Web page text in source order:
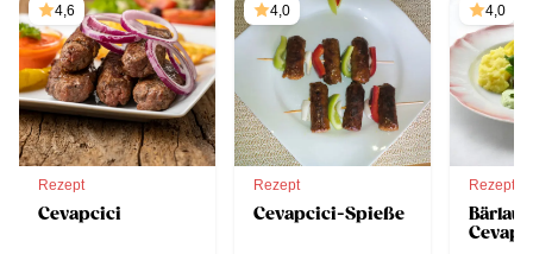
4,6
Rezept
Cevapcici
4,0
Rezept
Cevapcici-Spieße
4,0
Rezept